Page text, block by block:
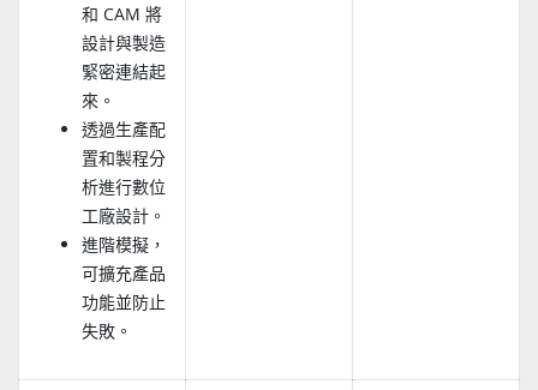
和 CAM 將
設計與製造
緊密連結起
來。
透過生產配
置和製程分
析進行數位
工廠設計。
進階模擬，
可擴充產品
功能並防止
失敗。